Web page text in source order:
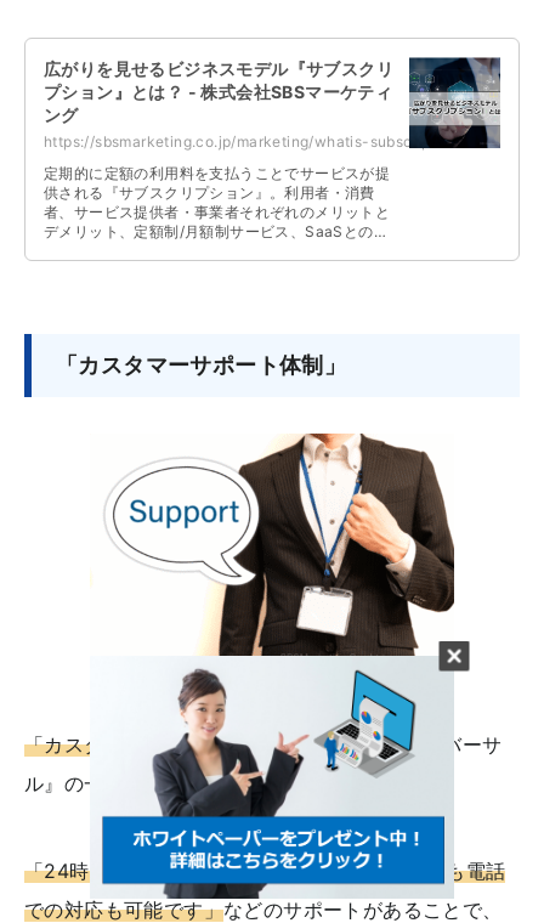
広がりを見せるビジネスモデル『サブスクリ
プション』とは？ - 株式会社SBSマーケティ
ング
https://sbsmarketing.co.jp/marketing/whatis-subscriptionmodel-2022-10/
定期的に定額の利用料を支払うことでサービスが提
供される『サブスクリプション』。利用者・消費
者、サービス提供者・事業者それぞれのメリットと
デメリット、定額制/月額制サービス、SaaSとの違
「カスタマーサポート体制」
「カスタマーサポート」の存在も、『リスクリバーサ
ル』の一つと言えます。
「24時間365日対応します」「チャット以外にも電話
での対応も可能です」などのサポートがあることで、